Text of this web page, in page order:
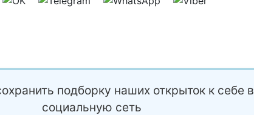
подборку наших открыток к себе в
социальную сеть